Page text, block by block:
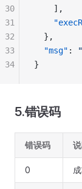
    ],
  },
  "msg"
:
}
30
31
32
33
34
5.错误码
错误码
0